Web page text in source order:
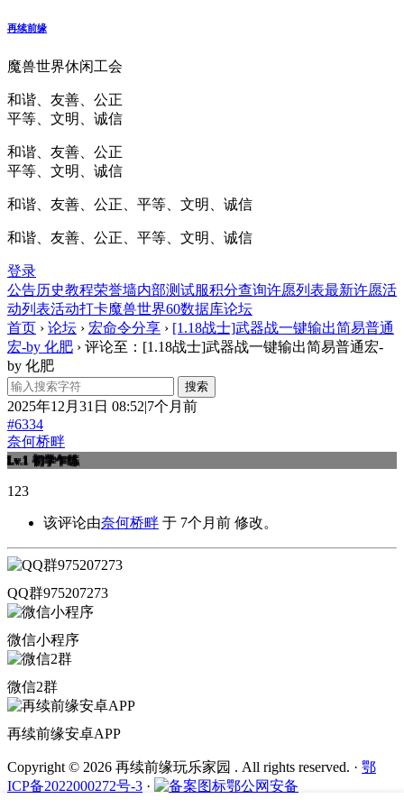
再续前缘
魔兽世界休闲工会
和谐、友善、公正
平等、文明、诚信
和谐、友善、公正
平等、文明、诚信
和谐、友善、公正、平等、文明、诚信
和谐、友善、公正、平等、文明、诚信
登录
公告历史教程荣誉墙内部测试服积分查询许愿列表最新许愿活
动列表活动打卡魔兽世界60数据库论坛
首页 › 论坛 › 宏命令分享 › [1.18战士]武器战一键输出简易普通
宏-by 化肥 › 评论至：[1.18战士]武器战一键输出简易普通宏-
by 化肥
2025年12月31日 08:52|7个月前
#6334
奈何桥畔
Lv.1 初学乍练
123
该评论由奈何桥畔 于 7个月前 修改。
QQ群975207273
微信小程序
微信2群
再续前缘安卓APP
Copyright © 2026 再续前缘玩乐家园 . All rights reserved. · 鄂
ICP备2022000272号-3 ·
鄂公网安备